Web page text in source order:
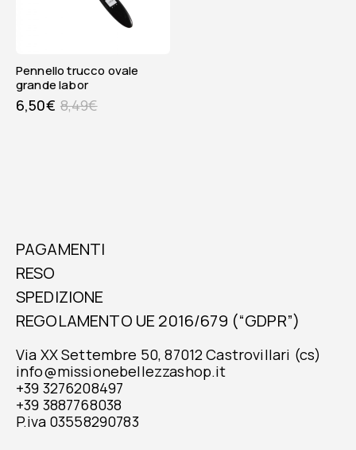
pennello trucco ovale
grande labor
8,49€
6,50€
PAGAMENTI
RESO
SPEDIZIONE
REGOLAMENTO UE 2016/679 (“GDPR”)
Via XX Settembre 50, 87012 Castrovillari (cs)
info@missionebellezzashop.it
+39 3276208497
+39 3887768038
P.iva 03558290783